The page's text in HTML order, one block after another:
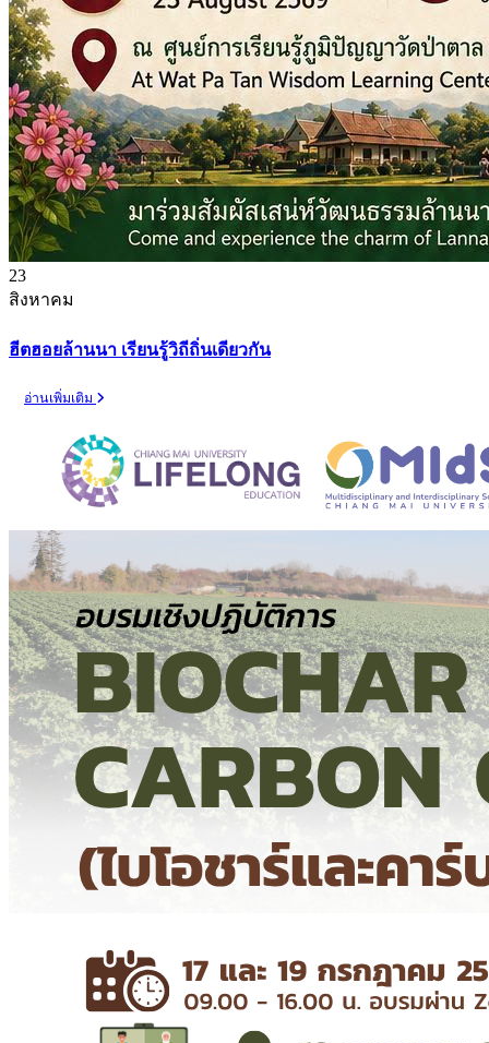
23
สิงหาคม
ฮีตฮอยล้านนา เรียนรู้วิถีถิ่นเดียวกัน
อ่านเพิ่มเติม